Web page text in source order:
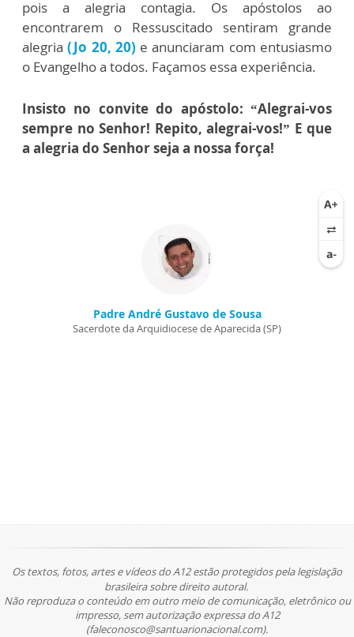
pois a alegria contagia. Os apóstolos ao
encontrarem o Ressuscitado sentiram grande
alegria(Jo 20, 20) e anunciaram com entusiasmo
o Evangelho a todos. Façamos essa experiência.
Insisto no convite do apóstolo: “Alegrai-vos
sempre no Senhor! Repito, alegrai-vos!” E que
a alegria do Senhor seja a nossa força!
Padre André Gustavo de Sousa
Sacerdote da Arquidiocese de Aparecida (SP)
Os textos, fotos, artes e vídeos do A12 estão protegidos pela legislação
brasileira sobre direito autoral.
Não reproduza o conteúdo em outro meio de comunicação, eletrônico ou
impresso, sem autorização expressa do A12
(faleconosco@santuarionacional.com).